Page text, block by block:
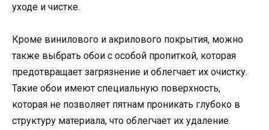
уходе и чистке.
Кроме винилового и акрилового покрытия, можно
также выбрать обои с особой пропиткой, которая
предотвращает загрязнение и облегчает их очистку.
Такие обои имеют специальную поверхность,
которая не позволяет пятнам проникать глубоко в
структуру материала, что облегчает их удаление.